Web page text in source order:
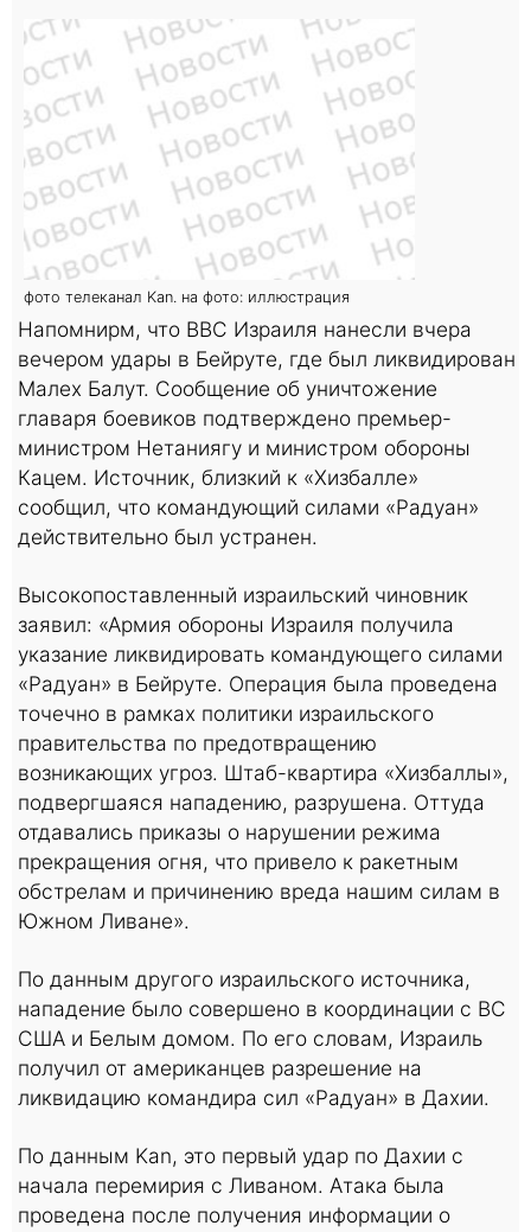
фото телеканал Kan. на фото: иллюстрация
Напомнирм, что ВВС Израиля нанесли вчера
вечером удары в Бейруте, где был ликвидирован
Малех Балут. Сообщение об уничтожение
главаря боевиков подтверждено премьер-
министром Нетаниягу и министром обороны
Кацем. Источник, близкий к «Хизбалле»
сообщил, что командующий силами «Радуан»
действительно был устранен.
Высокопоставленный израильский чиновник
заявил: «Армия обороны Израиля получила
указание ликвидировать командующего силами
«Радуан» в Бейруте. Операция была проведена
точечно в рамках политики израильского
правительства по предотвращению
возникающих угроз. Штаб-квартира «Хизбаллы»,
подвергшаяся нападению, разрушена. Оттуда
отдавались приказы о нарушении режима
прекращения огня, что привело к ракетным
обстрелам и причинению вреда нашим силам в
Южном Ливане».
По данным другого израильского источника,
нападение было совершено в координации с ВС
США и Белым домом. По его словам, Израиль
получил от американцев разрешение на
ликвидацию командира сил «Радуан» в Дахии.
По данным Kan, это первый удар по Дахии с
начала перемирия с Ливаном. Атака была
проведена после получения информации о